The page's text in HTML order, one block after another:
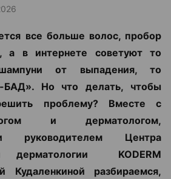
все больше волос, пробор
а в интернете советуют то
от выпадения, то
БАД». Но что делать, чтобы
проблему? Вместе с
и дерматологом,
руководителем Центра
дерматологии KODERM
разбираемся,